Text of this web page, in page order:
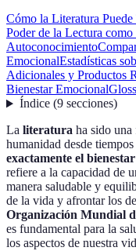
Cómo la Literatura
Poder de la Lectura
Autoconocimiento
EmocionalEstadísticas
Adicionales y Productos
Bienestar Emocional
Índice(9 secciones)
La literatura ha sido una
humanidad desde
exactamente el
refiere a la capacidad de
manera saludable y
de la vida y afrontar los
Organización Mundial
es fundamental para la
los aspectos de nuestra